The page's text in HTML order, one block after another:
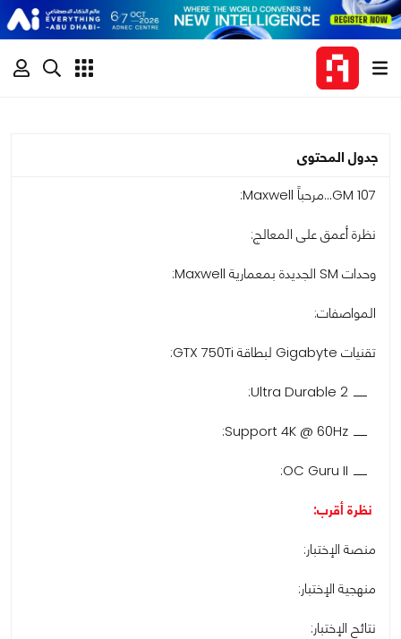
جدول المحتوى
GM 107...مرحباً Maxwell:
نظرة أعمق على المعالج:
وحدات SM الجديدة بمعمارية Maxwell:
المواصفات:
تقنيات Gigabyte لبطاقة GTX 750Ti:
Ultra Durable 2:
Support 4K @ 60Hz:
OC Guru II:
نظرة أقرب:
منصة الإختبار:
منهجية الإختبار:
نتائح الإختبار: